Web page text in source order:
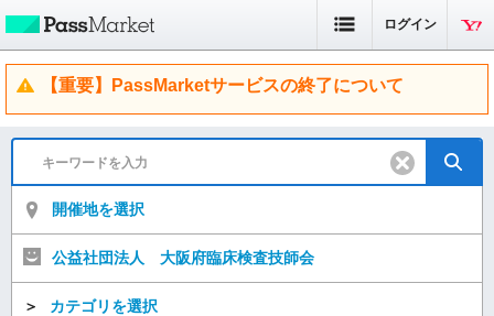
ログイン
【重要】PassMarketサービスの終了について
開催地を選択
公益社団法人 大阪府臨床検査技師会
＞ カテゴリを選択